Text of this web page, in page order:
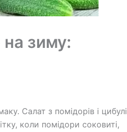
на зиму:
Салат з помідорів і цибулі
коли помідори соковиті,